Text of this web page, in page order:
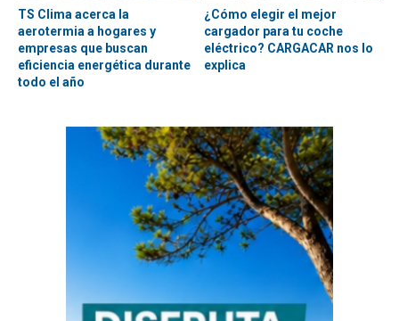
TS Clima acerca la
aerotermia a hogares y
empresas que buscan
eficiencia energética durante
todo el año
¿Cómo elegir el mejor
cargador para tu coche
eléctrico? CARGACAR nos lo
explica